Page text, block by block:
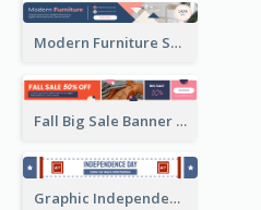
Modern Furniture Shopping Sale Banner Ad
Fall Big Sale Banner Ad
Graphic Independence Day Leaderboard